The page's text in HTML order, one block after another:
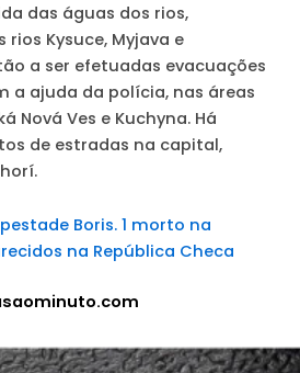
das águas dos rios,
Kysuce, Myjava e
a ser efetuadas evacuações
a ajuda da polícia, nas áreas
Nová Ves e Kuchyna. Há
de estradas na capital,
Boris. 1 morto na
na República Checa